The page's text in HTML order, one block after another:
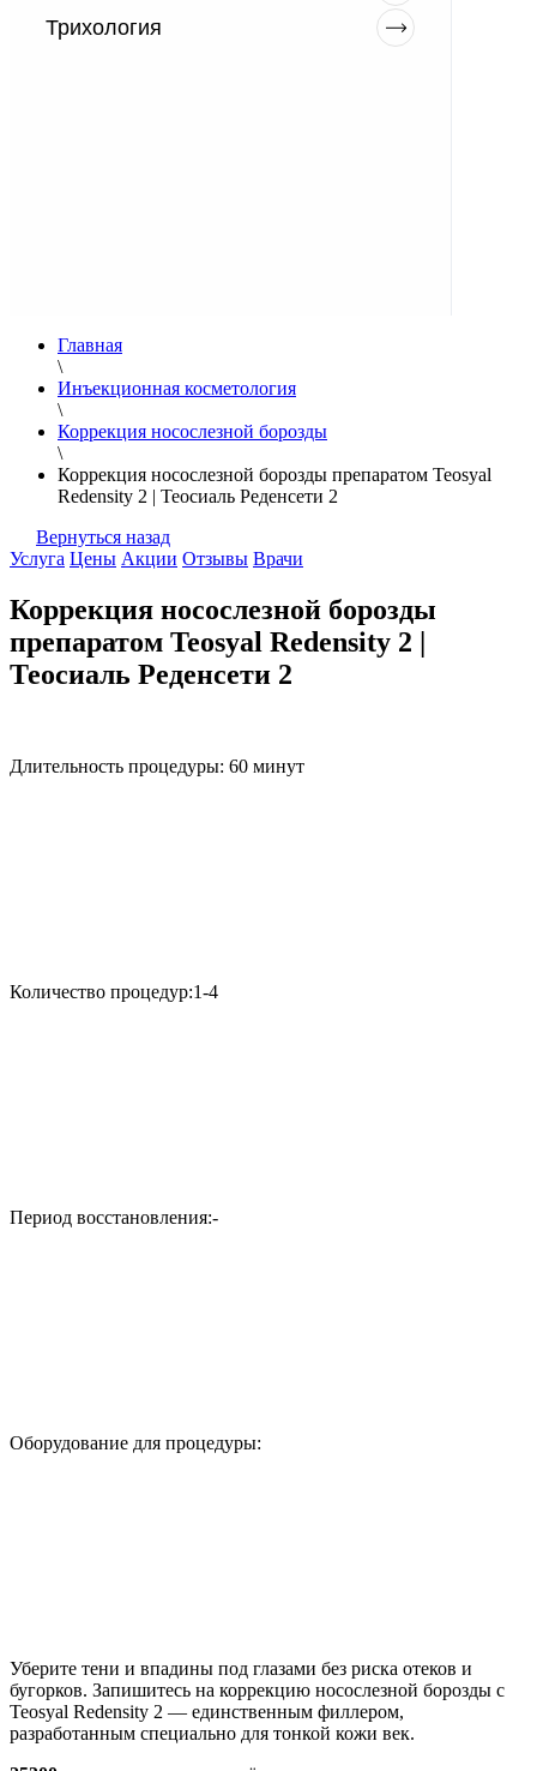
Трихология
Главная
\
Инъекционная косметология
\
Коррекция носослезной борозды
\
Коррекция носослезной борозды препаратом Teosyal
Redensity 2 | Теосиаль Реденсети 2
Вернуться назад
Услуга Цены Акции Отзывы Врачи
Коррекция носослезной борозды
препаратом Teosyal Redensity 2 |
Теосиаль Реденсети 2
Длительность процедуры: 60 минут
Количество процедур:1-4
Период восстановления:-
Оборудование для процедуры:
Уберите тени и впадины под глазами без риска отеков и
бугорков. Запишитесь на коррекцию носослезной борозды с
Teosyal Redensity 2 — единственным филлером,
разработанным специально для тонкой кожи век.